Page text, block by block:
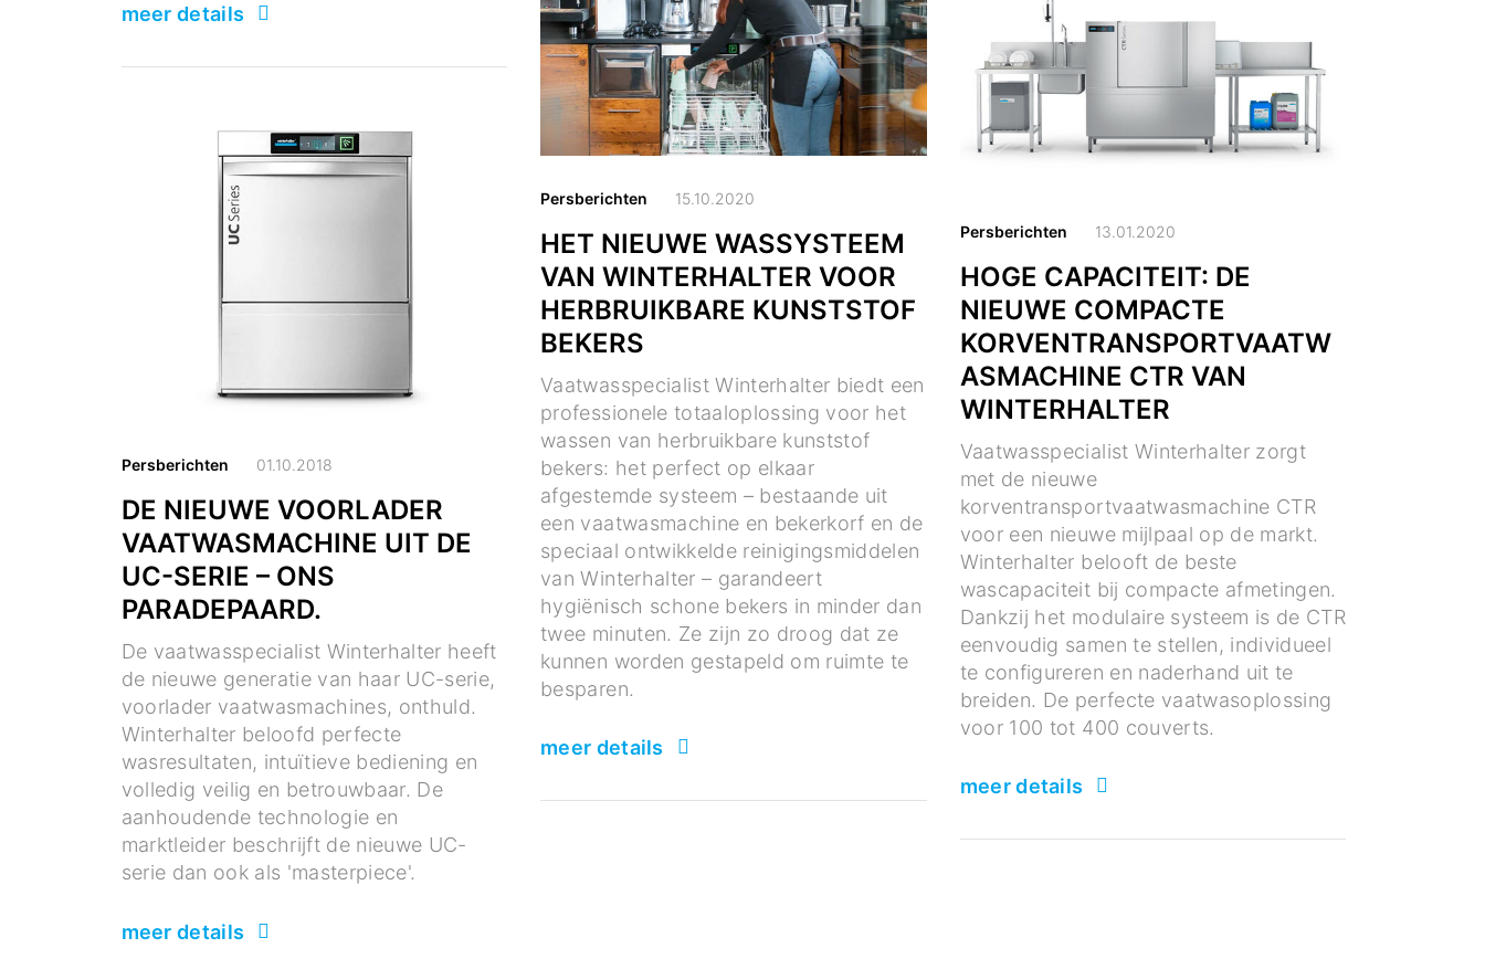
meer details
Persberichten 15.10.2020
HET NIEUWE WASSYSTEEM
VAN WINTERHALTER VOOR
HERBRUIKBARE KUNSTSTOF
BEKERS
Vaatwasspecialist Winterhalter biedt een
professionele totaaloplossing voor het
wassen van herbruikbare kunststof
bekers: het perfect op elkaar
afgestemde systeem – bestaande uit
een vaatwasmachine en bekerkorf en de
speciaal ontwikkelde reinigingsmiddelen
van Winterhalter – garandeert
hygiënisch schone bekers in minder dan
twee minuten. Ze zijn zo droog dat ze
kunnen worden gestapeld om ruimte te
besparen.
meer details
Persberichten 13.01.2020
HOGE CAPACITEIT: DE
NIEUWE COMPACTE
KORVENTRANSPORTVAATW
ASMACHINE CTR VAN
WINTERHALTER
Vaatwasspecialist Winterhalter zorgt
met de nieuwe
korventransportvaatwasmachine CTR
voor een nieuwe mijlpaal op de markt.
Winterhalter belooft de beste
wascapaciteit bij compacte afmetingen.
Dankzij het modulaire systeem is de CTR
eenvoudig samen te stellen, individueel
te configureren en naderhand uit te
breiden. De perfecte vaatwasoplossing
voor 100 tot 400 couverts.
meer details
Persberichten 01.10.2018
DE NIEUWE VOORLADER
VAATWASMACHINE UIT DE
UC-SERIE – ONS
PARADEPAARD.
De vaatwasspecialist Winterhalter heeft
de nieuwe generatie van haar UC-serie,
voorlader vaatwasmachines, onthuld.
Winterhalter beloofd perfecte
wasresultaten, intuïtieve bediening en
volledig veilig en betrouwbaar. De
aanhoudende technologie en
marktleider beschrijft de nieuwe UC-
serie dan ook als 'masterpiece'.
meer details